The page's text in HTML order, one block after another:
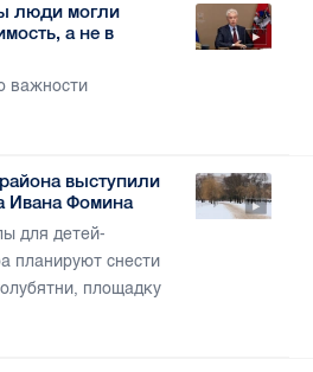
люди могли
а не в
важности
выступили
Ивана Фомина
для детей-
планируют снести
площадку